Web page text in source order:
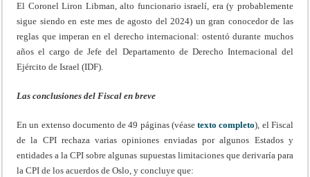
El Coronel Liron Libman, alto funcionario israelí, era (y probablemente
sigue siendo en este mes de agosto del 2024) un gran conocedor de las
reglas que imperan en el derecho internacional: ostentó durante muchos
años el cargo de Jefe del Departamento de Derecho Internacional del
Ejército de Israel (IDF).
Las conclusiones del Fiscal en breve
En un extenso documento de 49 páginas (véasetexto completo), el Fiscal
de la CPI rechaza varias opiniones enviadas por algunos Estados y
entidades a la CPI sobre algunas supuestas limitaciones que derivaría para
la CPI de los acuerdos de Oslo, y concluye que: